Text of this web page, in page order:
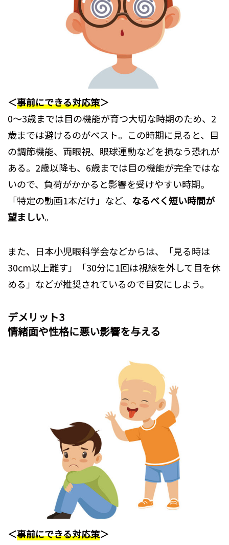
＜事前にできる対応策＞
0～3歳までは目の機能が育つ大切な時期のため、2
歳までは避けるのがベスト。この時期に見ると、目
の調節機能、両眼視、眼球運動などを損なう恐れが
ある。2歳以降も、6歳までは目の機能が完全ではな
いので、負荷がかかると影響を受けやすい時期。
「特定の動画1本だけ」など、 なるべく短い時間が
望ましい。
また、日本小児眼科学会などからは、「見る時は
30cm以上離す」「30分に1回は視線を外して目を休
める」などが推奨されているので目安にしよう。
デメリット3
情緒面や性格に悪い影響を与える
＜事前にできる対応策＞